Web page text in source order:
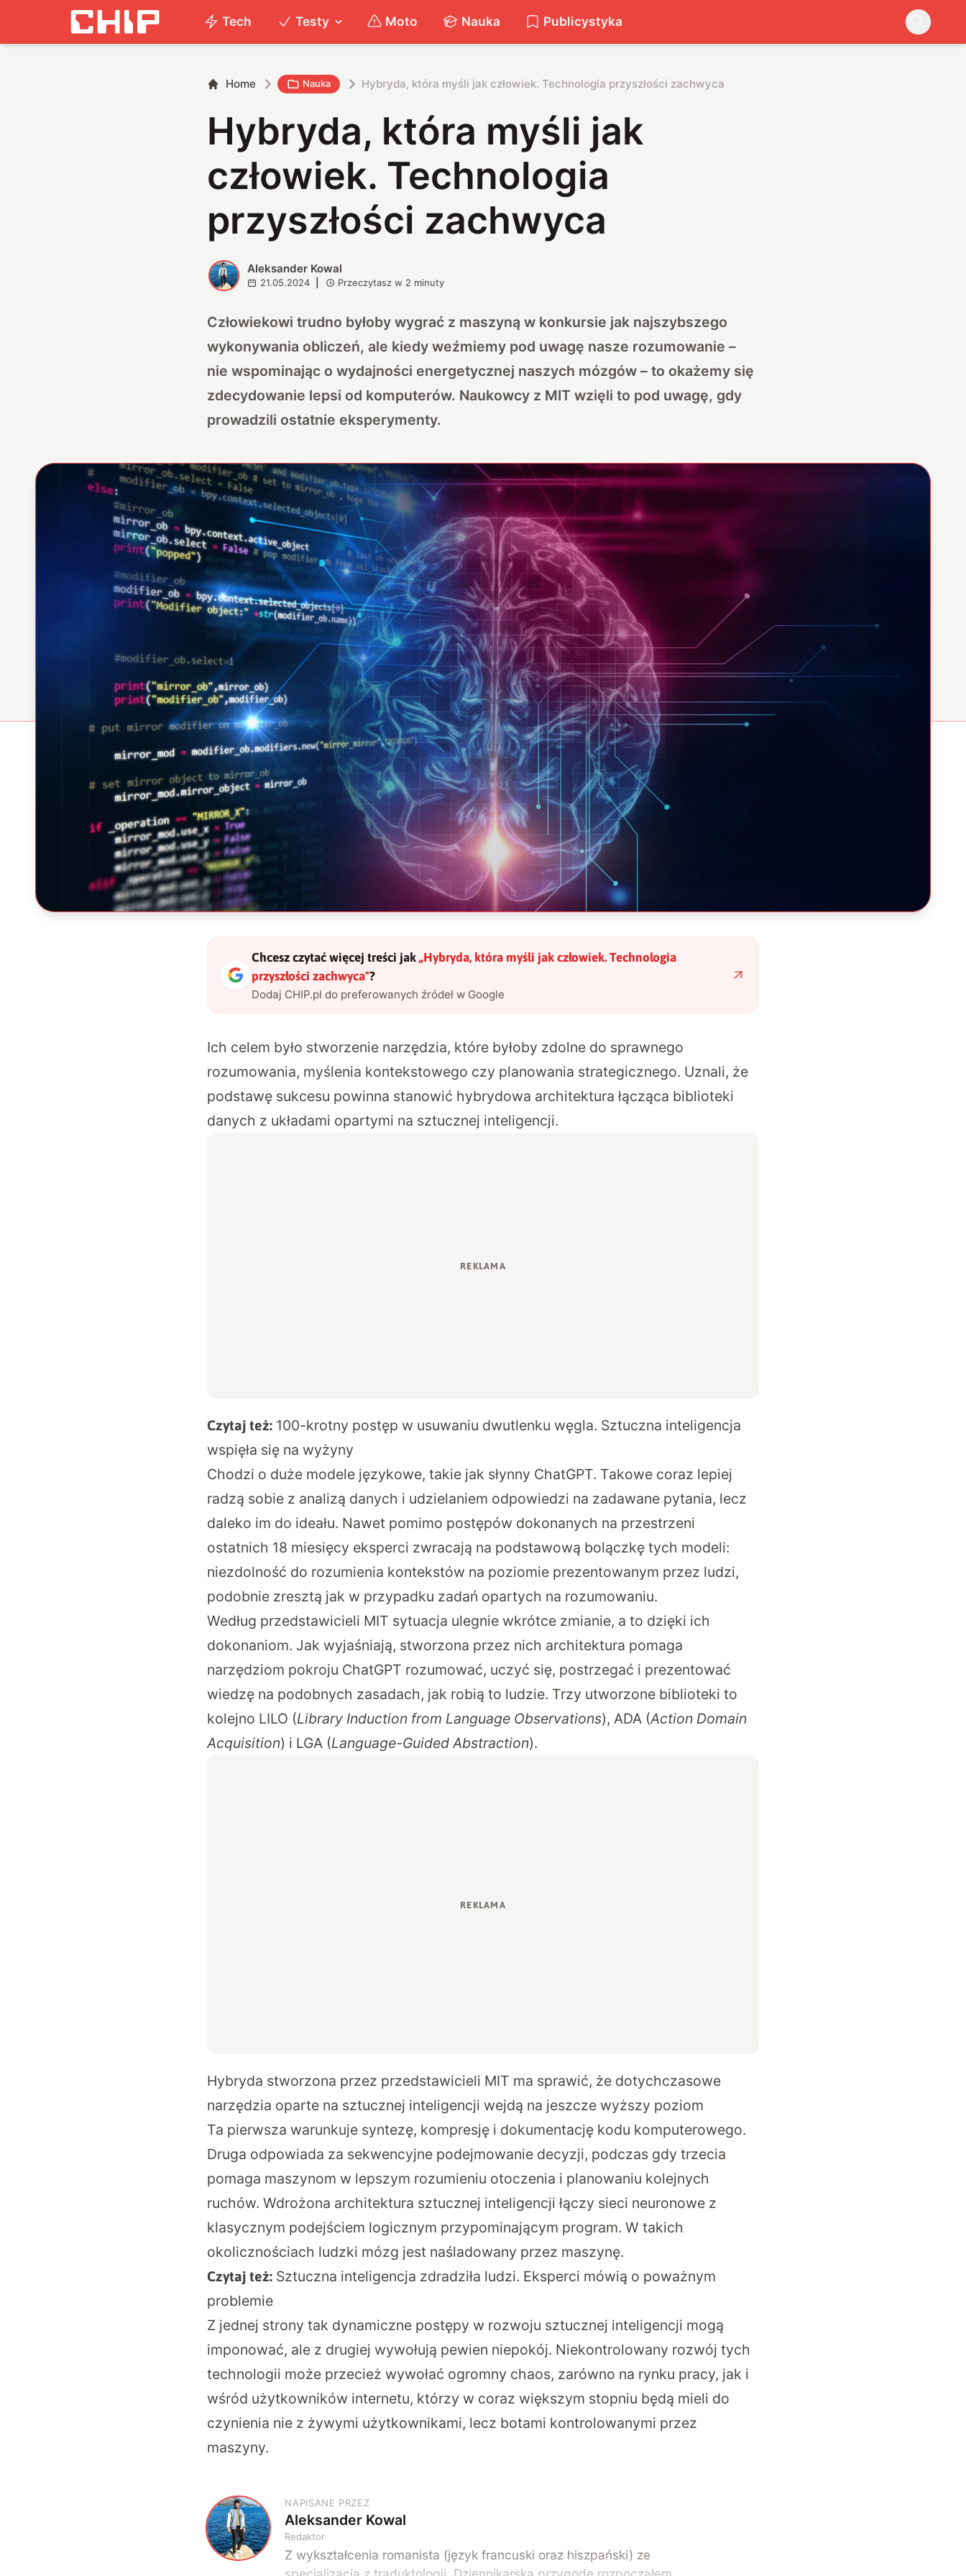
Tech Testy Moto Nauka Publicystyka
Home Nauka Hybryda, która myśli jak człowiek. Technologia przyszłości zachwyca
Hybryda, która myśli jak
człowiek. Technologia
przyszłości zachwyca
A Aleksander Kowal
21.05.2024 Przeczytasz w 2 minuty
Człowiekowi trudno byłoby wygrać z maszyną w konkursie jak najszybszego
wykonywania obliczeń, ale kiedy weźmiemy pod uwagę nasze rozumowanie –
nie wspominając o wydajności energetycznej naszych mózgów – to okażemy się
zdecydowanie lepsi od komputerów. Naukowcy z MIT wzięli to pod uwagę, gdy
prowadzili ostatnie eksperymenty.
Chcesz czytać więcej treści jak „Hybryda, która myśli jak człowiek. Technologia
przyszłości zachwyca"?
Dodaj CHIP.pl do preferowanych źródeł w Google
Ich celem było stworzenie narzędzia, które byłoby zdolne do sprawnego
rozumowania, myślenia kontekstowego czy planowania strategicznego. Uznali, że
podstawę sukcesu powinna stanowić hybrydowa architektura łącząca biblioteki
danych z układami opartymi na sztucznej inteligencji.
Czytaj też: 100-krotny postęp w usuwaniu dwutlenku węgla. Sztuczna inteligencja
wspięła się na wyżyny
Chodzi o duże modele językowe, takie jak słynny ChatGPT. Takowe coraz lepiej
radzą sobie z analizą danych i udzielaniem odpowiedzi na zadawane pytania, lecz
daleko im do ideału. Nawet pomimo postępów dokonanych na przestrzeni
ostatnich 18 miesięcy eksperci zwracają na podstawową bolączkę tych modeli:
niezdolność do rozumienia kontekstów na poziomie prezentowanym przez ludzi,
podobnie zresztą jak w przypadku zadań opartych na rozumowaniu.
Według przedstawicieli MIT sytuacja ulegnie wkrótce zmianie, a to dzięki ich
dokonaniom. Jak wyjaśniają, stworzona przez nich architektura pomaga
narzędziom pokroju ChatGPT rozumować, uczyć się, postrzegać i prezentować
wiedzę na podobnych zasadach, jak robią to ludzie. Trzy utworzone biblioteki to
kolejno LILO (Library Induction from Language Observations), ADA (Action Domain
Acquisition) i LGA (Language-Guided Abstraction).
Hybryda stworzona przez przedstawicieli MIT ma sprawić, że dotychczasowe
narzędzia oparte na sztucznej inteligencji wejdą na jeszcze wyższy poziom
Ta pierwsza warunkuje syntezę, kompresję i dokumentację kodu komputerowego.
Druga odpowiada za sekwencyjne podejmowanie decyzji, podczas gdy trzecia
pomaga maszynom w lepszym rozumieniu otoczenia i planowaniu kolejnych
ruchów. Wdrożona architektura sztucznej inteligencji łączy sieci neuronowe z
klasycznym podejściem logicznym przypominającym program. W takich
okolicznościach ludzki mózg jest naśladowany przez maszynę.
Czytaj też: Sztuczna inteligencja zdradziła ludzi. Eksperci mówią o poważnym
problemie
Z jednej strony tak dynamiczne postępy w rozwoju sztucznej inteligencji mogą
imponować, ale z drugiej wywołują pewien niepokój. Niekontrolowany rozwój tych
technologii może przecież wywołać ogromny chaos, zarówno na rynku pracy, jak i
wśród użytkowników internetu, którzy w coraz większym stopniu będą mieli do
czynienia nie z żywymi użytkownikami, lecz botami kontrolowanymi przez
maszyny.
A
NAPISANE PRZEZ
Aleksander Kowal
Redaktor
Z wykształcenia romanista (język francuski oraz hiszpański) ze